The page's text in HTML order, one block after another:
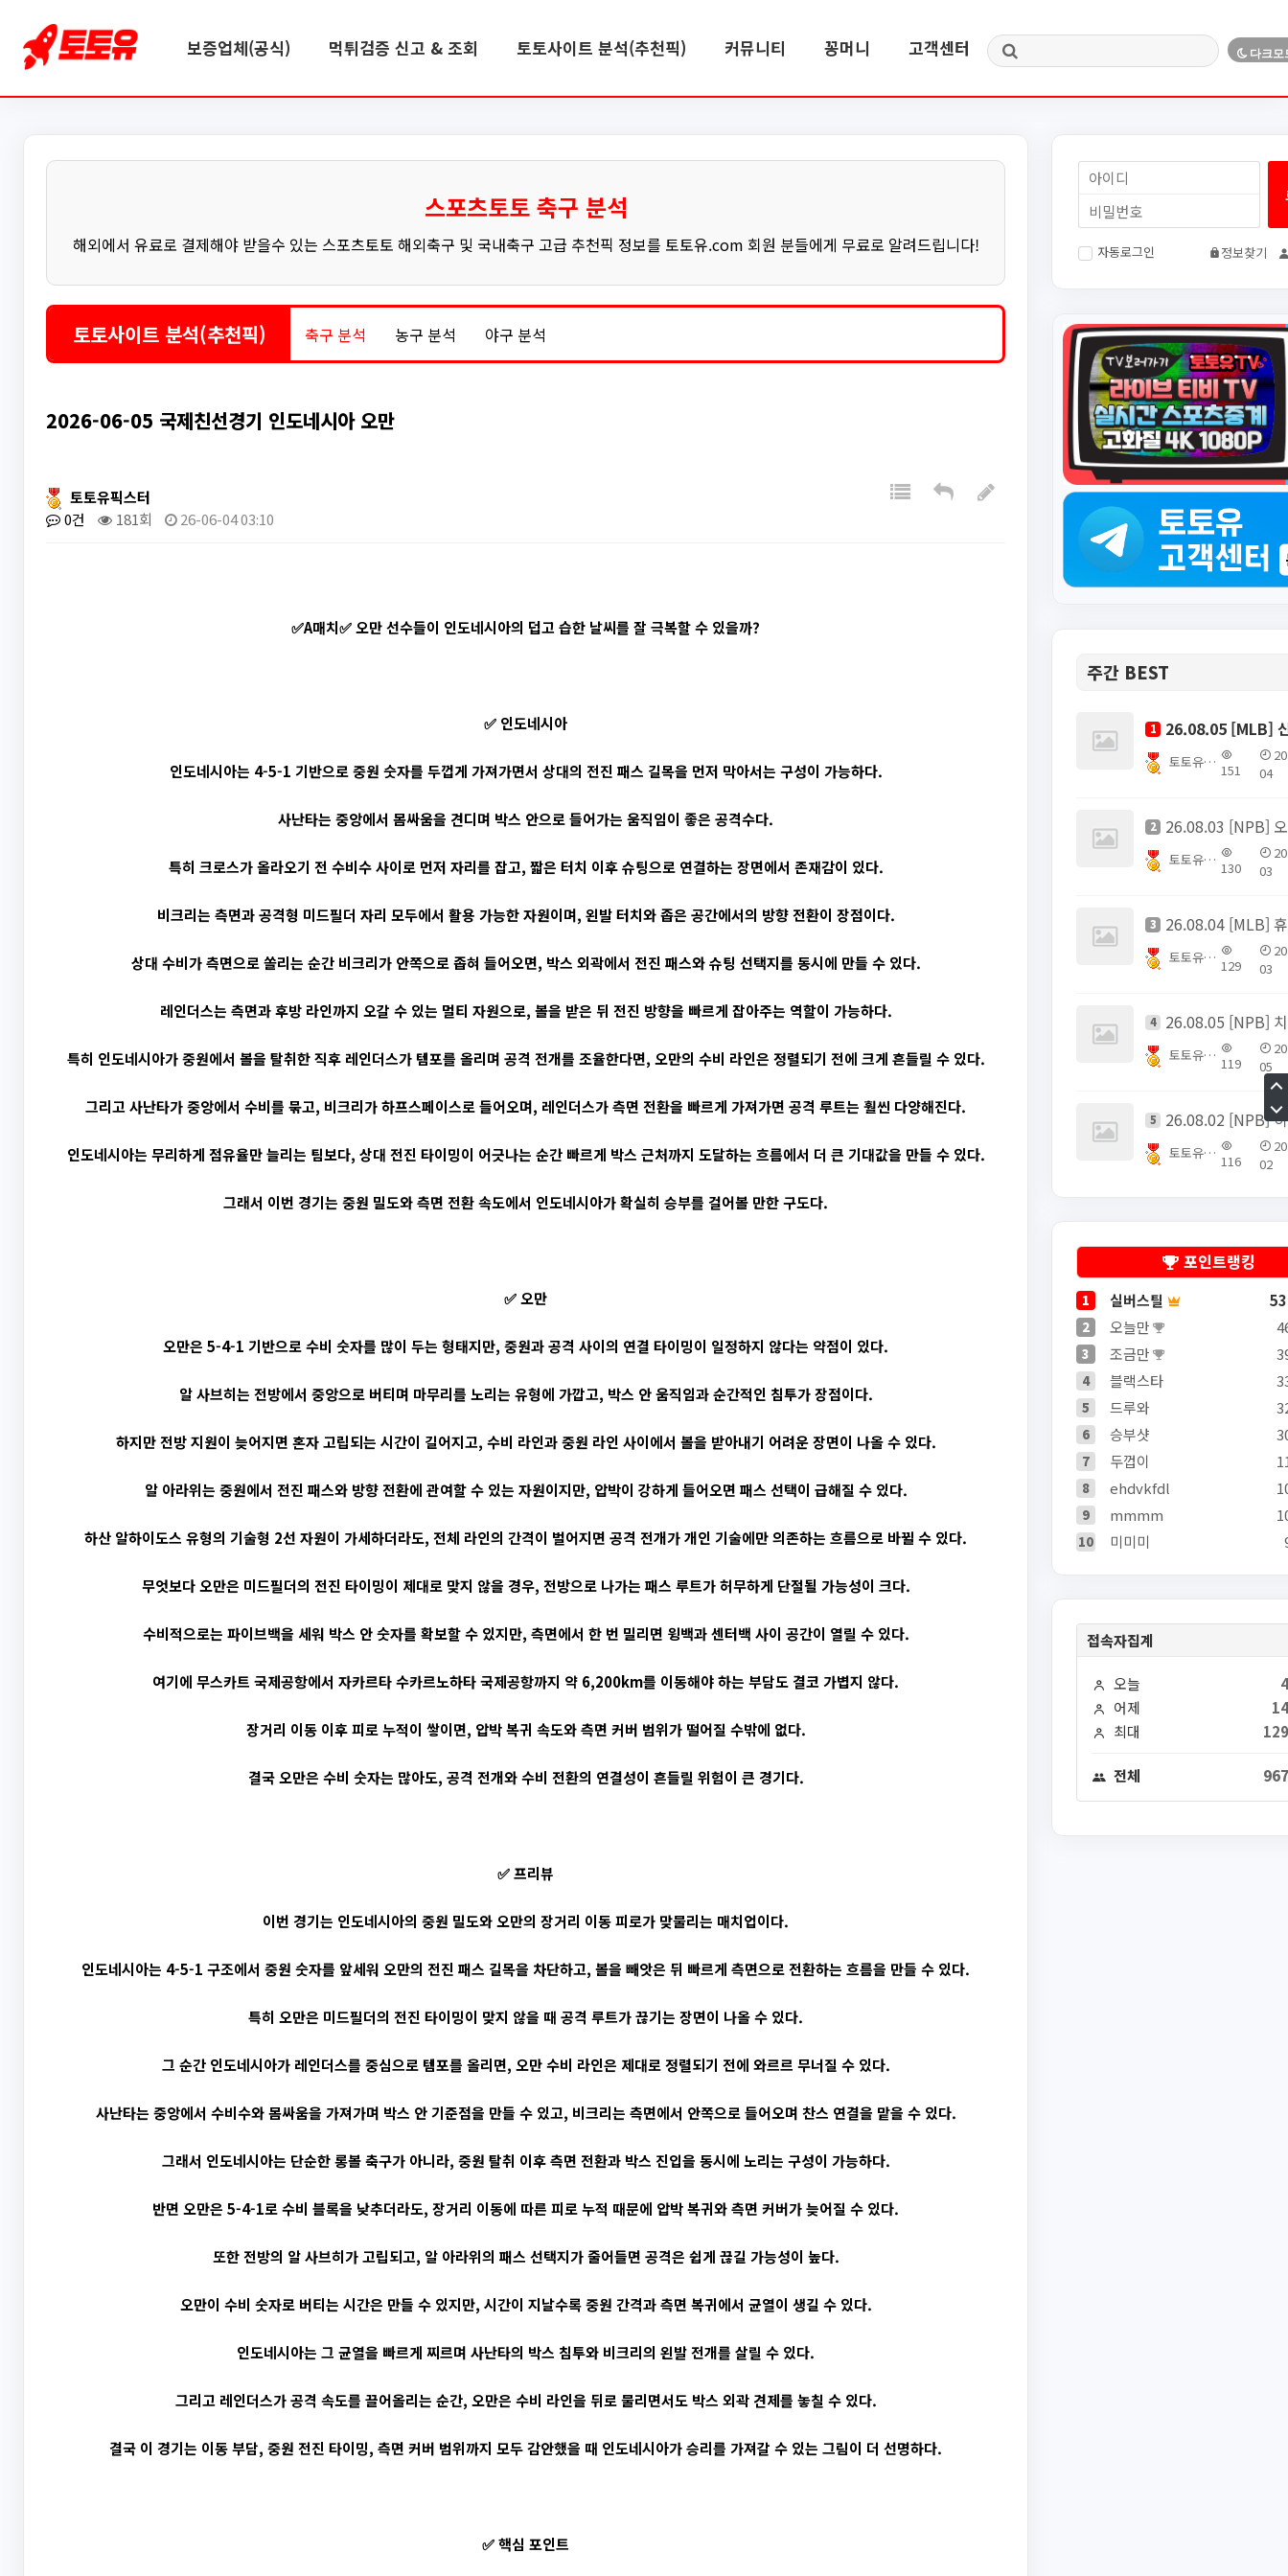
보증업체(공식) 먹튀검증 신고 & 조회 토토사이트 분석(추천픽) 커뮤니티 꽁머니 고객센터
스포츠토토 축구 분석
해외에서 유료로 결제해야 받을수 있는 스포츠토토 해외축구 및 국내축구 고급 추천픽 정보를 토토유.com 회원 분들에게 무료로 알려드립니다!
토토사이트 분석(추천픽) 축구 분석 농구 분석 야구 분석
2026-06-05 국제친선경기 인도네시아 오만
토토유픽스터
0건
181회 26-06-04 03:10
✅A매치✅ 오만 선수들이 인도네시아의 덥고 습한 날씨를 잘 극복할 수 있을까?
✅ 인도네시아
인도네시아는 4-5-1 기반으로 중원 숫자를 두껍게 가져가면서 상대의 전진 패스 길목을 먼저 막아서는 구성이 가능하다.
사난타는 중앙에서 몸싸움을 견디며 박스 안으로 들어가는 움직임이 좋은 공격수다.
특히 크로스가 올라오기 전 수비수 사이로 먼저 자리를 잡고, 짧은 터치 이후 슈팅으로 연결하는 장면에서 존재감이 있다.
비크리는 측면과 공격형 미드필더 자리 모두에서 활용 가능한 자원이며, 왼발 터치와 좁은 공간에서의 방향 전환이 장점이다.
상대 수비가 측면으로 쏠리는 순간 비크리가 안쪽으로 좁혀 들어오면, 박스 외곽에서 전진 패스와 슈팅 선택지를 동시에 만들 수 있다.
레인더스는 측면과 후방 라인까지 오갈 수 있는 멀티 자원으로, 볼을 받은 뒤 전진 방향을 빠르게 잡아주는 역할이 가능하다.
특히 인도네시아가 중원에서 볼을 탈취한 직후 레인더스가 템포를 올리며 공격 전개를 조율한다면, 오만의 수비 라인은 정렬되기 전에 크게 흔들릴 수 있다.
그리고 사난타가 중앙에서 수비를 묶고, 비크리가 하프스페이스로 들어오며, 레인더스가 측면 전환을 빠르게 가져가면 공격 루트는 훨씬 다양해진다.
인도네시아는 무리하게 점유율만 늘리는 팀보다, 상대 전진 타이밍이 어긋나는 순간 빠르게 박스 근처까지 도달하는 흐름에서 더 큰 기대값을 만들 수 있다.
그래서 이번 경기는 중원 밀도와 측면 전환 속도에서 인도네시아가 확실히 승부를 걸어볼 만한 구도다.
✅ 오만
오만은 5-4-1 기반으로 수비 숫자를 많이 두는 형태지만, 중원과 공격 사이의 연결 타이밍이 일정하지 않다는 약점이 있다.
알 사브히는 전방에서 중앙으로 버티며 마무리를 노리는 유형에 가깝고, 박스 안 움직임과 순간적인 침투가 장점이다.
하지만 전방 지원이 늦어지면 혼자 고립되는 시간이 길어지고, 수비 라인과 중원 라인 사이에서 볼을 받아내기 어려운 장면이 나올 수 있다.
알 아라위는 중원에서 전진 패스와 방향 전환에 관여할 수 있는 자원이지만, 압박이 강하게 들어오면 패스 선택이 급해질 수 있다.
하산 알하이도스 유형의 기술형 2선 자원이 가세하더라도, 전체 라인의 간격이 벌어지면 공격 전개가 개인 기술에만 의존하는 흐름으로 바뀔 수 있다.
무엇보다 오만은 미드필더의 전진 타이밍이 제대로 맞지 않을 경우, 전방으로 나가는 패스 루트가 허무하게 단절될 가능성이 크다.
수비적으로는 파이브백을 세워 박스 안 숫자를 확보할 수 있지만, 측면에서 한 번 밀리면 윙백과 센터백 사이 공간이 열릴 수 있다.
여기에 무스카트 국제공항에서 자카르타 수카르노하타 국제공항까지 약 6,200km를 이동해야 하는 부담도 결코 가볍지 않다.
장거리 이동 이후 피로 누적이 쌓이면, 압박 복귀 속도와 측면 커버 범위가 떨어질 수밖에 없다.
결국 오만은 수비 숫자는 많아도, 공격 전개와 수비 전환의 연결성이 흔들릴 위험이 큰 경기다.
✅ 프리뷰
이번 경기는 인도네시아의 중원 밀도와 오만의 장거리 이동 피로가 맞물리는 매치업이다.
인도네시아는 4-5-1 구조에서 중원 숫자를 앞세워 오만의 전진 패스 길목을 차단하고, 볼을 빼앗은 뒤 빠르게 측면으로 전환하는 흐름을 만들 수 있다.
특히 오만은 미드필더의 전진 타이밍이 맞지 않을 때 공격 루트가 끊기는 장면이 나올 수 있다.
그 순간 인도네시아가 레인더스를 중심으로 템포를 올리면, 오만 수비 라인은 제대로 정렬되기 전에 와르르 무너질 수 있다.
사난타는 중앙에서 수비수와 몸싸움을 가져가며 박스 안 기준점을 만들 수 있고, 비크리는 측면에서 안쪽으로 들어오며 찬스 연결을 맡을 수 있다.
그래서 인도네시아는 단순한 롱볼 축구가 아니라, 중원 탈취 이후 측면 전환과 박스 진입을 동시에 노리는 구성이 가능하다.
반면 오만은 5-4-1로 수비 블록을 낮추더라도, 장거리 이동에 따른 피로 누적 때문에 압박 복귀와 측면 커버가 늦어질 수 있다.
또한 전방의 알 사브히가 고립되고, 알 아라위의 패스 선택지가 줄어들면 공격은 쉽게 끊길 가능성이 높다.
오만이 수비 숫자로 버티는 시간은 만들 수 있지만, 시간이 지날수록 중원 간격과 측면 복귀에서 균열이 생길 수 있다.
인도네시아는 그 균열을 빠르게 찌르며 사난타의 박스 침투와 비크리의 왼발 전개를 살릴 수 있다.
그리고 레인더스가 공격 속도를 끌어올리는 순간, 오만은 수비 라인을 뒤로 물리면서도 박스 외곽 견제를 놓칠 수 있다.
결국 이 경기는 이동 부담, 중원 전진 타이밍, 측면 커버 범위까지 모두 감안했을 때 인도네시아가 승리를 가져갈 수 있는 그림이 더 선명하다.
✅ 핵심 포인트
자동로그인 정보찾기
주간 BEST
1
토토유픽스터 151
04
2
토토유픽스터 130
03
3
토토유픽스터 129
03
4
토토유픽스터 119
05
5
토토유픽스터 116
02
포인트랭킹
1 실버스틸
2 오늘만
3 조금만
4 블랙스타
5 드루와
6 승부샷
7 두껍이
8 ehdvkfdl
9 mmmm
10 미미미
접속자집계
오늘
어제
최대
전체